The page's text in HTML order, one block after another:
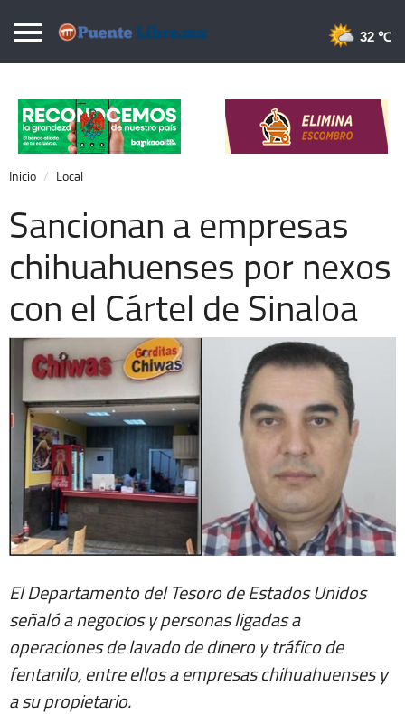
Puentelibre.mx
Local
Nacional
Opinión
Cronos
Economía
Extra +
32 ℃
Inicio Local
Sancionan a empresas
chihuahuenses por nexos
con el Cártel de Sinaloa
El Departamento del Tesoro de Estados Unidos
señaló a negocios y personas ligadas a
operaciones de lavado de dinero y tráfico de
fentanilo, entre ellos a empresas chihuahuenses y
a su propietario.